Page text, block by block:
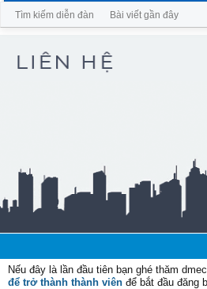
Nếu đây là lần đầu tiên bạn ghé thăm
để trở thành thành viên để bắt đầu đăng
Tìm kiếm diễn đàn Bài viết gần đây